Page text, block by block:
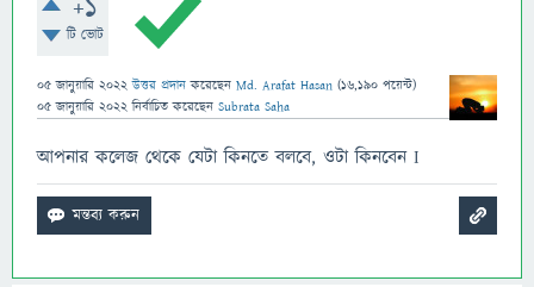
+1
টি ভোট
05 জানুয়ারি 2022 উত্তর প্রদান করেছেন Md. Arafat Hasan (16,190 পয়েন্ট)
05 জানুয়ারি 2022 নির্বাচিত করেছেন Subrata Saha
আপনার কলেজ থেকে যেটা কিনতে বলবে, ওটা কিনবেন I